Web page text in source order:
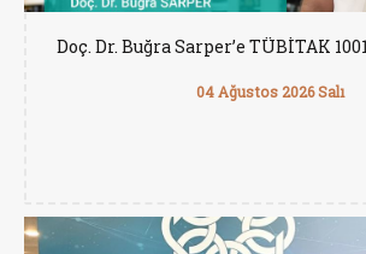
Doç. Dr. Buğra Sarper’e TÜBİTAK
04 Ağustos 2026 Salı